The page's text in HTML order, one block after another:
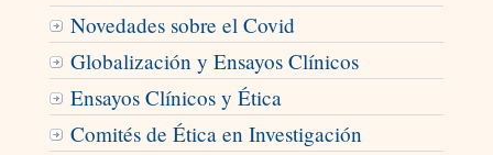
Novedades sobre el Covid
Globalización y Ensayos Clínicos
Ensayos Clínicos y Ética
Comités de Ética en Investigación